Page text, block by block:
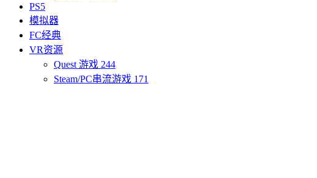
PS5
模拟器
FC经典
VR资源
Quest 游戏 244
Steam/PC串流游戏 171